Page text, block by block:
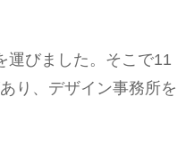
運びました。そこで11
り、デザイン事務所を